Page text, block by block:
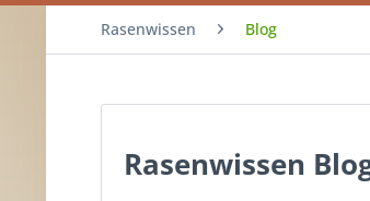
Rasenwissen Blog
Rasenwissen